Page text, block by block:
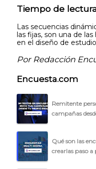
Tiempo de
Las secuencias
las fijas, son una de
en el diseño de
Por Redacción
Encuesta.com
Remitente
campañas
Qué son las
crearlas paso a